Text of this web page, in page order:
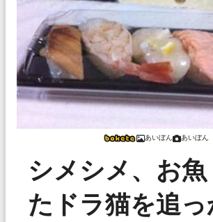
あいぼん あいぼん
シメシメ、お魚
たドラ猫を追